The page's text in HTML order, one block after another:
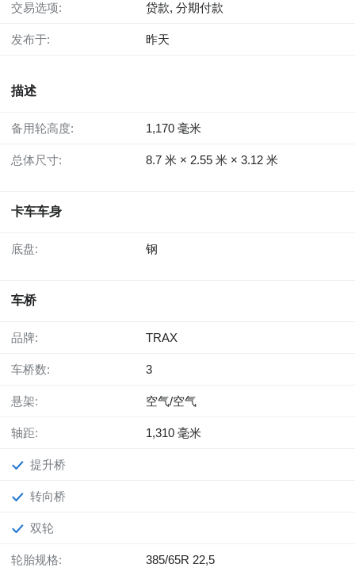
交易选项: 贷款, 分期付款
发布于: 昨天
描述
备用轮高度: 1,170 毫米
总体尺寸: 8.7 米 × 2.55 米 × 3.12 米
卡车车身
底盘: 钢
车桥
品牌: TRAX
车桥数: 3
悬架: 空气/空气
轴距: 1,310 毫米
提升桥
转向桥
双轮
轮胎规格: 385/65R 22,5